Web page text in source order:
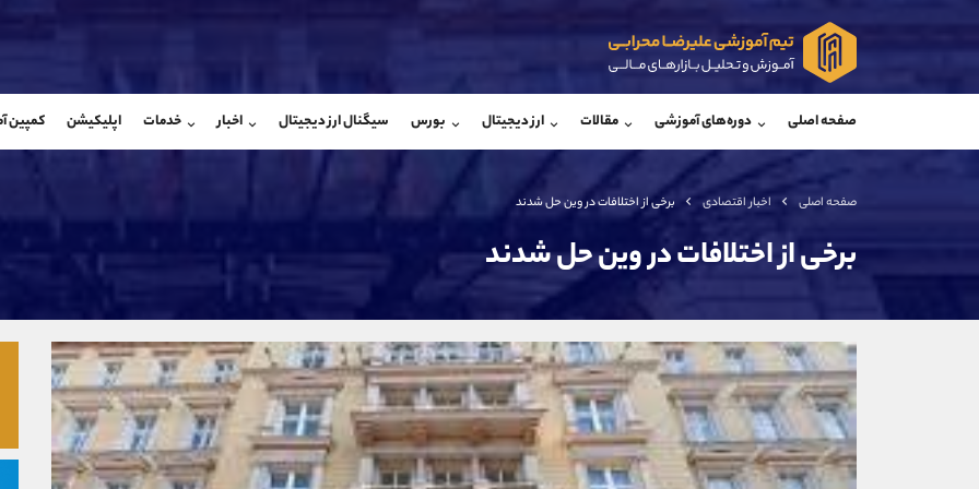
صفحه اصلی دوره‌های آموزشی مقالات ارز دیجیتال بورس سیگنال ارز دیجیتال اخبار خدمات اپلیکیشن کمپین
صفحه اصلی اخبار اقتصادی برخی از اختلافات در وین حل شدند
برخی از اختلافات در وین حل شدند
شروع گفتگو
@Armteam_admin_33
118
شروع گفتگو
تلفن
بدون پیش شماره
اینستاگرام
کانال تلگرام
کانال بله